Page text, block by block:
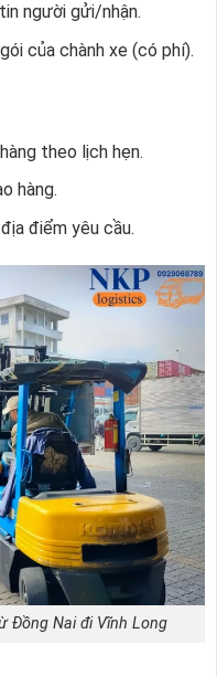
người gửi/nhận.
của chành xe (có phí).
theo lịch hẹn.
hàng.
điểm yêu cầu.
Đồng Nai đi Vĩnh Long